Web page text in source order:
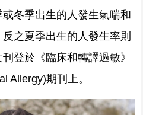
冬季出生的人發生氣喘和
之夏季出生的人發生率則
登於《臨床和轉譯過敏》
Allergy)期刊上。